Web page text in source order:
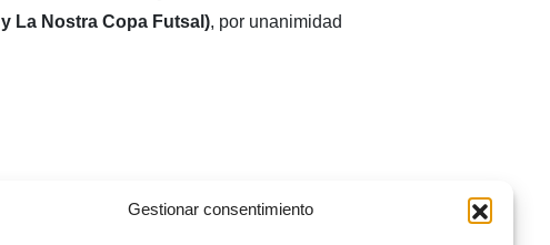
Gestionar consentimiento
La Nostra Copa Futsal), por unanimidad
de fútbol Valenta